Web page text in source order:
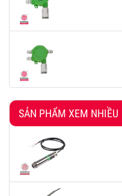
SẢN PHẨM XEM NHIỀU